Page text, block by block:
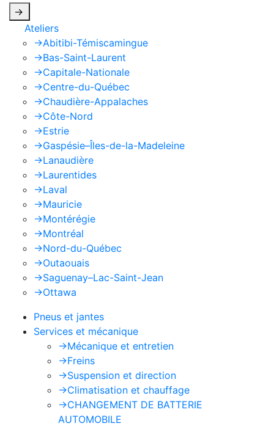
->
Ateliers
->Abitibi-Témiscamingue
->Bas-Saint-Laurent
->Capitale-Nationale
->Centre-du-Québec
->Chaudière-Appalaches
->Côte-Nord
->Estrie
->Gaspésie–Îles-de-la-Madeleine
->Lanaudière
->Laurentides
->Laval
->Mauricie
->Montérégie
->Montréal
->Nord-du-Québec
->Outaouais
->Saguenay–Lac-Saint-Jean
->Ottawa
Pneus et jantes
Services et mécanique
->Mécanique et entretien
->Freins
->Suspension et direction
->Climatisation et chauffage
->CHANGEMENT DE BATTERIE
AUTOMOBILE